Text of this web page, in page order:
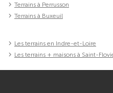
Terrains à Perrusson
Terrains à Buxeuil
Les terrains en Indre-et-Loire
Les terrains + maisons à Saint-